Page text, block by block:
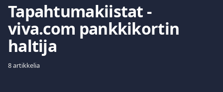
Tapahtumakiistat -
viva.com pankkikortin
haltija
8 artikkelia